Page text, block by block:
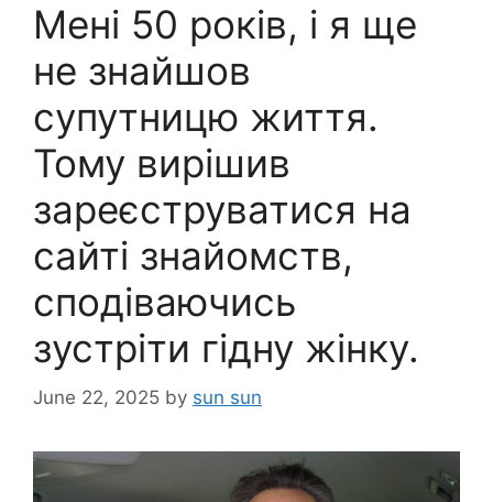
Мені 50 років, і я ще
не знайшов
супутницю життя.
Тому вирішив
зареєструватися на
сайті знайомств,
сподіваючись
зустріти гідну жінку.
June 22, 2025 by sun sun